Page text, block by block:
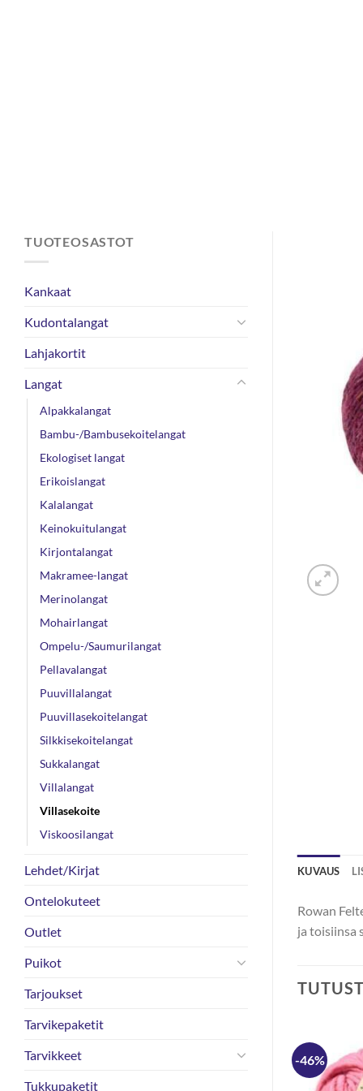
TUOTEOSASTOT
Kankaat
Kudontalangat
Lahjakortit
Langat
Alpakkalangat
Bambu-/Bambusekoitelangat
Ekologiset langat
Erikoislangat
Kalalangat
Keinokuitulangat
Kirjontalangat
Makramee-langat
Merinolangat
Mohairlangat
Ompelu-/Saumurilangat
Pellavalangat
Puuvillalangat
Puuvillasekoitelangat
Silkkisekoitelangat
Sukkalangat
Villalangat
Villasekoite
Viskoosilangat
Lehdet/Kirjat
Ontelokuteet
Outlet
Puikot
Tarjoukset
Tarvikepaketit
Tarvikkeet
Tukkupaketit
KUVAUS
Rowan
ja toisiinsa
-46%